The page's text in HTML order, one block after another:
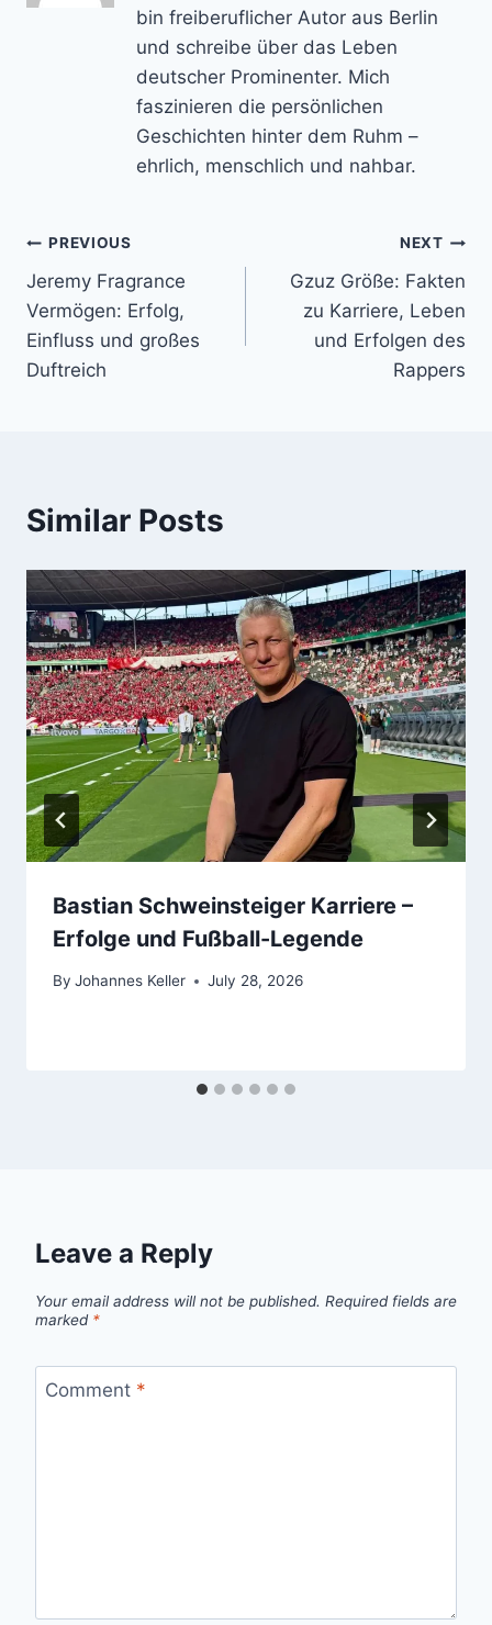
bin freiberuflicher Autor aus Berlin
und schreibe über das Leben
deutscher Prominenter. Mich
faszinieren die persönlichen
Geschichten hinter dem Ruhm –
ehrlich, menschlich und nahbar.
Post
navigation
PREVIOUS
Jeremy Fragrance
Vermögen: Erfolg,
Einfluss und großes
Duftreich
NEXT
Gzuz Größe: Fakten
zu Karriere, Leben
und Erfolgen des
Rappers
Similar Posts
Bastian Schweinsteiger Karriere –
Erfolge und Fußball-Legende
By Johannes Keller July 28, 2026
Leave a Reply
Your email address will not be published. Required fields are
marked *
Comment *